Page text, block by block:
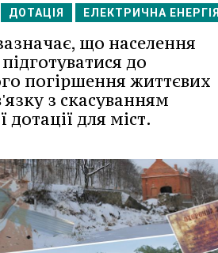
ДОТАЦІЯ ЕЛЕКТРИЧНА ЕНЕРГІЯ
що населення
до
погіршення життєвих
з скасуванням
дотації для міст.